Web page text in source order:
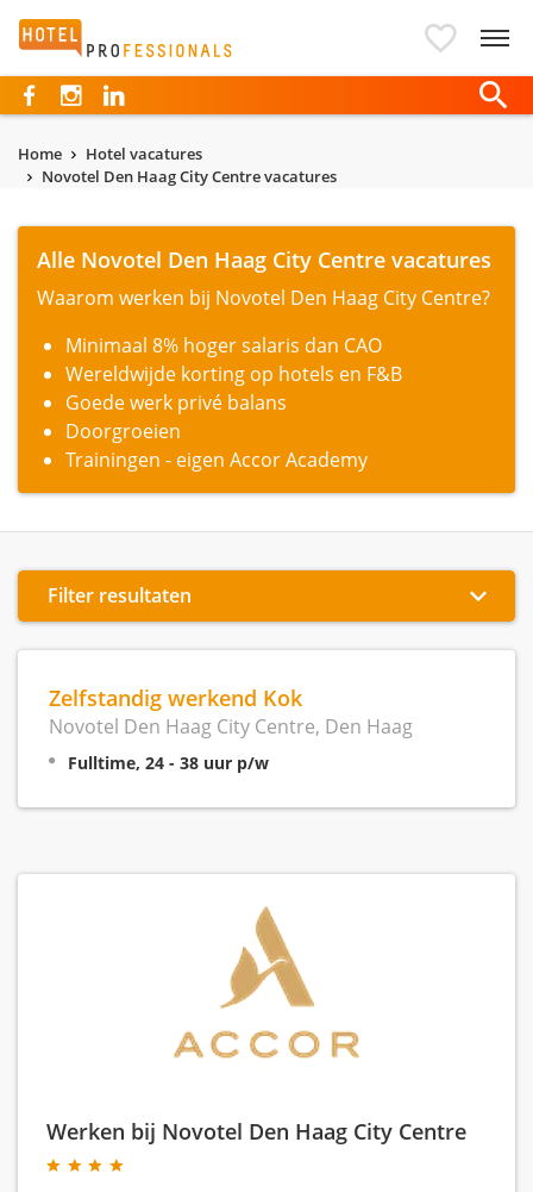
Hotelprofessionals
Home
Hotel vacatures
Novotel Den Haag City Centre vacatures
Alle Novotel Den Haag City Centre vacatures
Waarom werken bij Novotel Den Haag City Centre?
Minimaal 8% hoger salaris dan CAO
Wereldwijde korting op hotels en F&B
Goede werk privé balans
Doorgroeien
Trainingen - eigen Accor Academy
Filter resultaten
Zelfstandig werkend Kok
Novotel Den Haag City Centre, Den Haag
Fulltime, 24 - 38 uur p/w
Werken bij Novotel Den Haag City Centre